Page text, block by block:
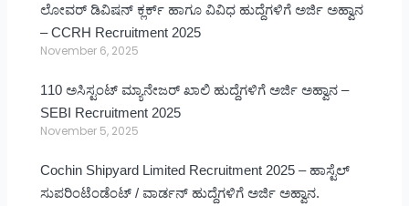
ಲೋವರ್ ಡಿವಿಷನ್ ಕ್ಲರ್ಕ್ ಹಾಗೂ ವಿವಿಧ ಹುದ್ದೆಗಳಿಗೆ ಅರ್ಜಿ ಅಹ್ವಾನ
– CCRH Recruitment 2025
November 6, 2025
110 ಅಸಿಸ್ಟಂಟ್ ಮ್ಯಾನೇಜರ್ ಖಾಲಿ ಹುದ್ದೆಗಳಿಗೆ ಅರ್ಜಿ ಅಹ್ವಾನ –
SEBI Recruitment 2025
November 5, 2025
Cochin Shipyard Limited Recruitment 2025 – ಹಾಸ್ಟೆಲ್
ಸುಪರಿಂಟೆಂಡೆಂಟ್ / ವಾರ್ಡನ್ ಹುದ್ದೆಗಳಿಗೆ ಅರ್ಜಿ ಅಹ್ವಾನ.